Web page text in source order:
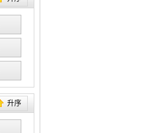
升序